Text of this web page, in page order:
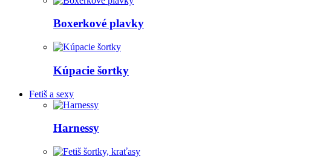
Boxerkové plavky
Kúpacie šortky
Fetiš a sexy
Harnessy